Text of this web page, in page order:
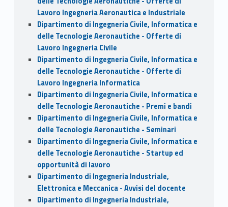
Lavoro Ingegneria Aeronautica e Industriale
Dipartimento di Ingegneria Civile, Informatica e
delle Tecnologie Aeronautiche - Offerte di
Lavoro Ingegneria Civile
Dipartimento di Ingegneria Civile, Informatica e
delle Tecnologie Aeronautiche - Offerte di
Lavoro Ingegneria Informatica
Dipartimento di Ingegneria Civile, Informatica e
delle Tecnologie Aeronautiche - Premi e bandi
Dipartimento di Ingegneria Civile, Informatica e
delle Tecnologie Aeronautiche - Seminari
Dipartimento di Ingegneria Civile, Informatica e
delle Tecnologie Aeronautiche - Startup ed
opportunità di lavoro
Dipartimento di Ingegneria Industriale,
Elettronica e Meccanica - Avvisi del docente
Dipartimento di Ingegneria Industriale,